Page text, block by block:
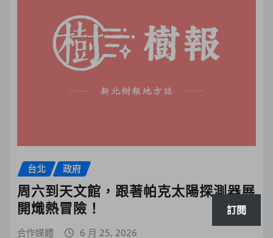
台北 政府
周六到天文館，跟著帕克太陽探測器展
開熾熱冒險！
合作媒體 6 月 25, 2026
訂閱